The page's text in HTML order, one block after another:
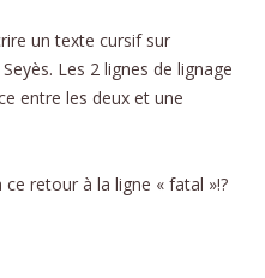
un texte cursif sur
Les 2 lignes de lignage
entre les deux et une
retour à la ligne « fatal »!?